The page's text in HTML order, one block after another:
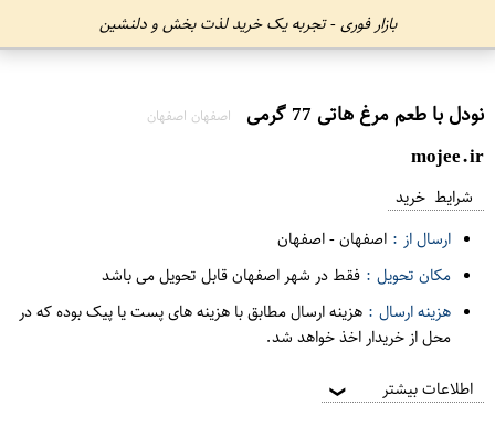
بازار فوری - تجربه یک خرید لذت بخش و دلنشین
نودل با طعم مرغ هاتی 77 گرمی اصفهان اصفهان
mojee.ir
شرایط خرید
ارسال از : اصفهان-اصفهان
مکان تحویل : فقط در شهر اصفهان قابل تحویل می باشد
هزینه ارسال : هزینه ارسال مطابق با هزینه های پست یا پیک بوده که در
محل از خریدار اخذ خواهد شد.
اطلاعات بیشتر ❯